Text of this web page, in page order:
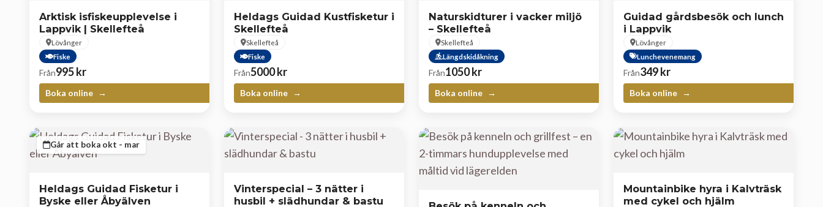
Arktisk isfiskeupplevelse i
Lappvik | Skellefteå
Lövånger
Fiske
Från995kr
Boka online
Heldags Guidad Kustfisketur i
Skellefteå
Skellefteå
Fiske
Från5000kr
Boka online
Naturskidturer i vacker miljö
– Skellefteå
Skellefteå
Längdskidåkning
Från1050kr
Boka online
Guidad gårdsbesök och lunch
i Lappvik
Lövånger
Lunchevenemang
Från349kr
Boka online
Går att boka okt - mar
Heldags Guidad Fisketur i
Byske eller Åbyälven
Vinterspecial – 3 nätter i
husbil + slädhundar & bastu
Mountainbike hyra i Kalvträsk
med cykel och hjälm